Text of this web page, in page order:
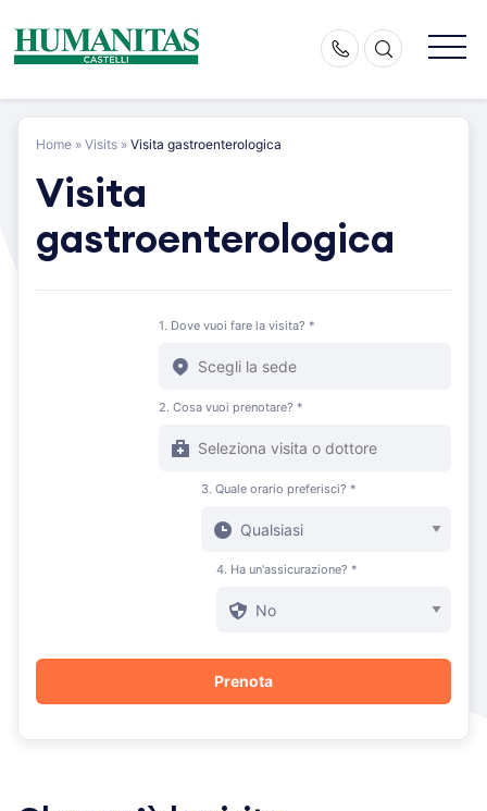
content
Home » Visits » Visita gastroenterologica
Visita
gastroenterologica
1. Dove vuoi fare la visita? *
2. Cosa vuoi prenotare? *
3. Quale orario preferisci? *
4. Ha un'assicurazione? *